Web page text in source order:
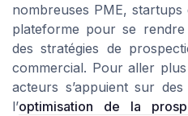
nombreuses PME,
plateforme pour se rendre
des stratégies de
commercial. Pour aller
acteurs s’appuient sur
l’optimisation de la